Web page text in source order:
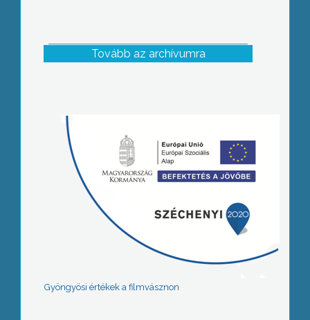
Tovább az archívumra
Gyöngyösi értékek a filmvásznon